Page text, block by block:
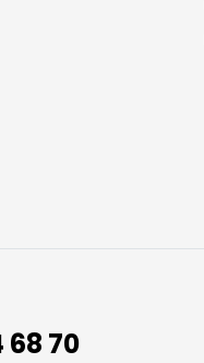
68 70